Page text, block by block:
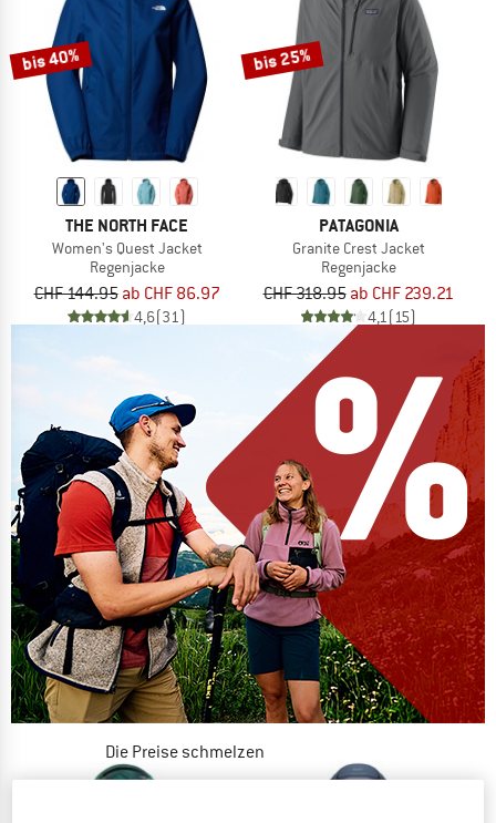
bis 40%
THE NORTH FACE
Women's Quest Jacket
Regenjacke
CHF 144.95 ab CHF 86.97
4,6(31)
bis 25%
PATAGONIA
Granite Crest Jacket
Regenjacke
CHF 318.95 ab CHF 239.21
4,1(15)
Die Preise schmelzen